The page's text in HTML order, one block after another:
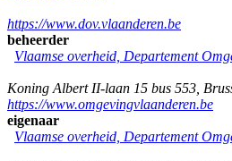
https://www.dov.vlaanderen.be
beheerder
Vlaamse overheid, Departement
Koning Albert II-laan 15 bus 553
https://www.omgevingvlaanderen.be
eigenaar
Vlaamse overheid, Departement